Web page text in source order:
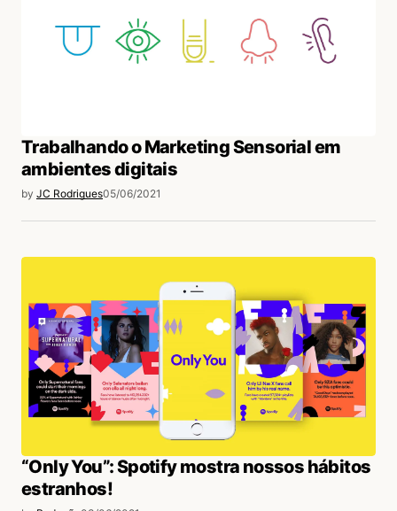
Trabalhando o Marketing Sensorial em
ambientes digitais
by JC Rodrigues05/06/2021
“Only You”: Spotify mostra nossos hábitos
estranhos!